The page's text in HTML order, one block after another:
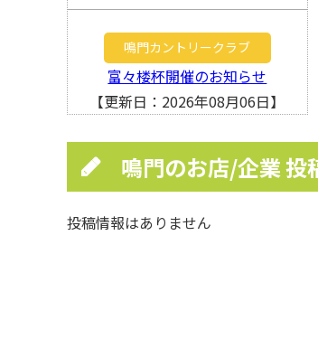
鳴門カントリークラブ
富々楼杯開催のお知らせ
【更新日：2026年08月06日】
鳴門のお店/企業
投稿情報はありません